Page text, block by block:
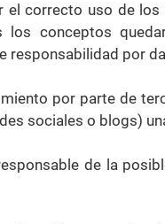
correcto uso de
conceptos
responsabilidad por
por parte de
sociales o blogs)
de la